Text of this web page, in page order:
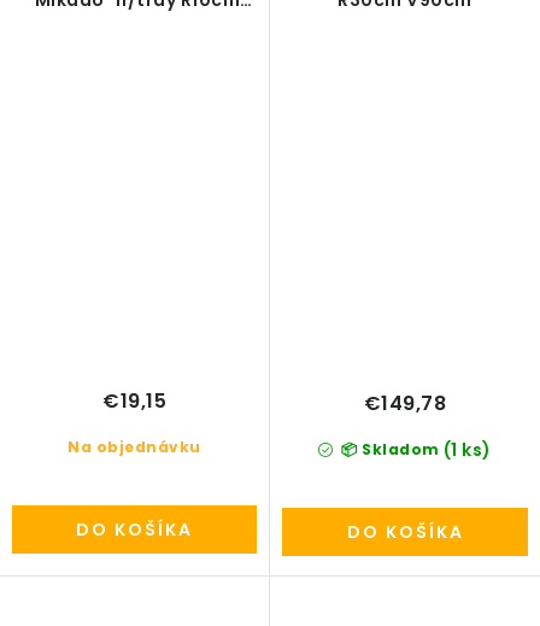
Na objednávku
€19,15
DO KOŠÍKA
📦 Skladom (1 ks)
€149,78
DO KOŠÍKA